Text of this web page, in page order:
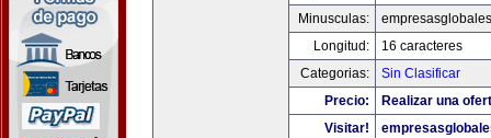
Minusculas:
Longitud:
16 caracteres
Categorias:
Sin Clasificar
Precio:
Realizar una
Visitar!